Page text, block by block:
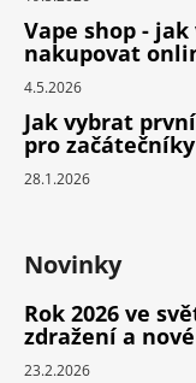
Vape shop -
nakupovat
4.5.2026
Jak vybrat
pro začátečníky
28.1.2026
Novinky
Rok 2026 ve
zdražení a
23.2.2026